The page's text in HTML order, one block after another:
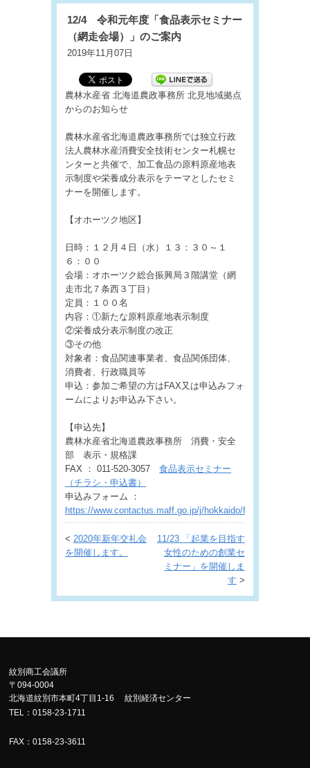
12/4 令和元年度「食品表示セミナー
（網走会場）」のご案内
2019年11月07日
農林水産省 北海道農政事務所 北見地域拠点
からのお知らせ
農林水産省北海道農政事務所では独立行政
法人農林水産消費安全技術センター札幌セ
ンターと共催で、加工食品の原料原産地表
示制度や栄養成分表示をテーマとしたセミ
ナーを開催します。
【オホーツク地区】
日時：１２月４日（水）１３：３０～１
６：００
会場：オホーツク総合振興局３階講堂（網
走市北７条西３丁目）
定員：１００名
内容：①新たな原料原産地表示制度
②栄養成分表示制度の改正
③その他
対象者：食品関連事業者、食品関係団体、
消費者、行政職員等
申込：参加ご希望の方はFAX又は申込みフォ
ームによりお申込み下さい。
【申込先】
農林水産省北海道農政事務所 消費・安全
部 表示・規格課
FAX ： 011-520-3057食品表示セミナー
（チラシ・申込書）
申込みフォーム ：
https://www.contactus.maff.go.jp/j/hokkaido/form/
< 2020年新年交礼会
を開催します。
11/23 「起業を目指す
女性のための創業セ
ミナー」を開催しま
す >
紋別商工会議所
〒094-0004
北海道紋別市本町4丁目1-16 紋別経済センター
TEL：0158-23-1711
FAX：0158-23-3611